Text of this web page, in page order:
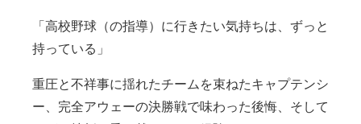
「高校野球（の指導）に行きたい気持ちは、ずっと
持っている」
重圧と不祥事に揺れたチームを束ねたキャプテンシ
ー、完全アウェーの決勝戦で味わった後悔、そして